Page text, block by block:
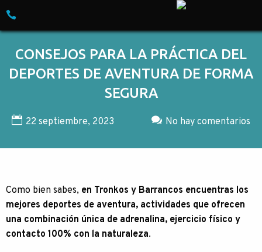
Skip to content
CONSEJOS PARA LA PRÁCTICA DEL
DEPORTES DE AVENTURA DE FORMA
SEGURA
22 septiembre, 2023 No hay comentarios
Como bien sabes, en Tronkos y Barrancos encuentras los
mejores deportes de aventura, actividades que ofrecen
una combinación única de adrenalina, ejercicio físico y
contacto 100% con la naturaleza.